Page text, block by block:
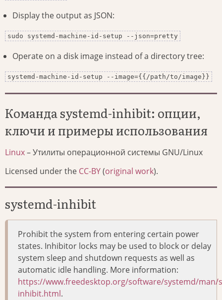
Display the output as JSON:
sudo systemd-machine-id-setup --json=pretty
Operate on a disk image instead of a directory tree:
systemd-machine-id-setup --image={{/path/to/image}}
Команда systemd-inhibit: опции,
ключи и примеры использования
Linux– Утилиты операционной системы GNU/Linux
Licensed under the CC-BY(original work).
systemd-inhibit
Prohibit the system from entering certain power
states. Inhibitor locks may be used to block or delay
system sleep and shutdown requests as well as
automatic idle handling. More information:
https://www.freedesktop.org/software/systemd/man/
inhibit.html.